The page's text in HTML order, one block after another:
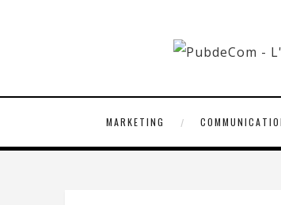
MARKETING